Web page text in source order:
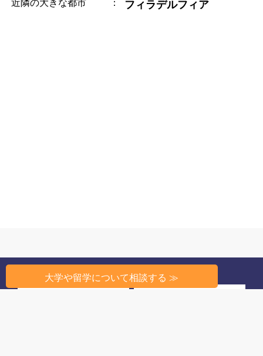
近隣の大きな都市 ： フィラデルフィア
大学や留学について相談する ≫